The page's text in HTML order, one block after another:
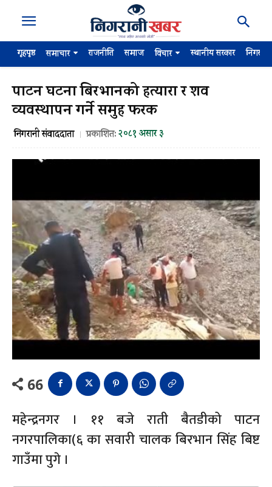
गृहपृष्ठ समाचार राजनीति समाज विचार स्थानीय सरकार
पाटन घटना बिरभानको हत्यारा र शव
व्यवस्थापन गर्ने समुह फरक
निगरानी संवाददाता प्रकाशित:२०८१ असार ३
66
महेन्द्रनगर । ११ बजे राती बैतडीको पाटन
नगरपालिका(६ का सवारी चालक बिरभान सिंह बिष्ट
गाउँमा पुगे ।